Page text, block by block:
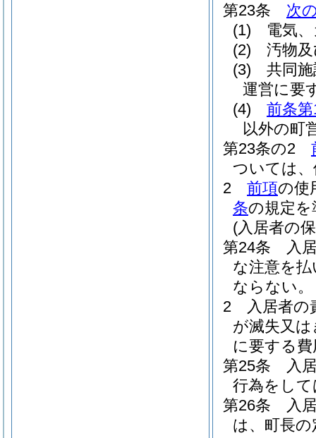
第23条
次
(1)
電気
(2)
汚物
(3)
共同
運営に要
(4)
前条
以外の町
第23条の2
ついては
2
前項の使
条の規定
(入居者の
第24条
入
な注意を
ならない。
2
入居者
が滅失又
に要する
第25条
入
行為をし
第26条
入
は、町長